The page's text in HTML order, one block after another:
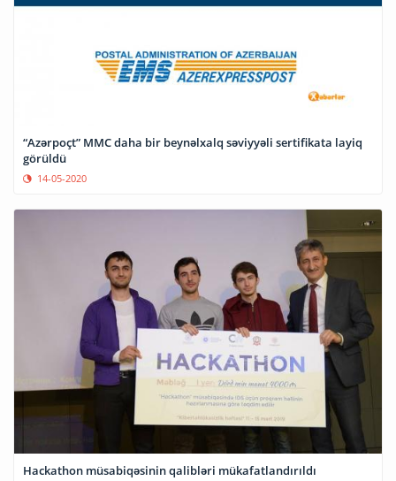
“Azərpoçt” MMC daha bir beynəlxalq səviyyəli sertifikata layiq
görüldü
14-05-2020
Hackathon müsabiqəsinin qalibləri mükafatlandırıldı